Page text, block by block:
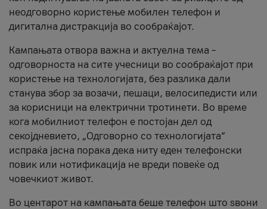
неодговорно користење мобилен телефон и
дигитална дистракција во сообраќајот.
Кампањата отвора важна и актуелна тема –
одговорноста на сите учесници во сообраќајот при
користење на технологијата, без разлика дали
станува збор за возачи, пешаци, велосипедисти или
за корисници на електрични тротинети. Во време
кога мобилниот телефон е постојан дел од
секојдневието, „Одговорно со технологијата“
испраќа јасна порака дека ниту еден телефонски
повик или нотификација не вреди повеќе од
човечкиот живот.
Во центарот на кампањата беше телефон што ѕвони